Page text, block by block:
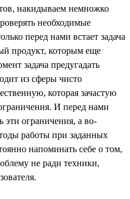
накидываем немножко
необходимые
перед нами встает задача
продукт, которым еще
задача предугадать
из сферы чисто
которая зачастую
И перед нами
эти ограничения, а во-
работы при заданных
напоминать себе о том,
не ради техники,